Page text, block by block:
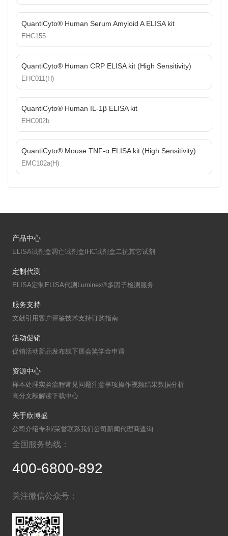
QuantiCyto® Human Serum Amyloid A ELISA kit
EHC155
QuantiCyto® Human CRP ELISA kit (High Sensitivity)
EHC011(H)
QuantiCyto® Human IL-1β ELISA kit
EHC002b
QuantiCyto® Mouse TNF-α ELISA kit (High Sensitivity)
EMC102a(H)
产品中心
ELISA试剂盒凋亡试剂盒IHC试剂盒 二抗其它试剂
定制代测
ELISA定制ELISA代测Luminex®多因子检测服务
服务支持
文献引用客户评鉴技术支持订购指南
活动促销
促销活动新品发布线下展会奖学金申请
资源中心
样本处理实验流程常见问题注意事项操作视频结果数据分析
高分文献解读下载中心
关于欣博盛
公司介绍专利/荣誉联系我们公司新闻代理商查询
全国服务热线：
400-6800-892
关注微信公众号：